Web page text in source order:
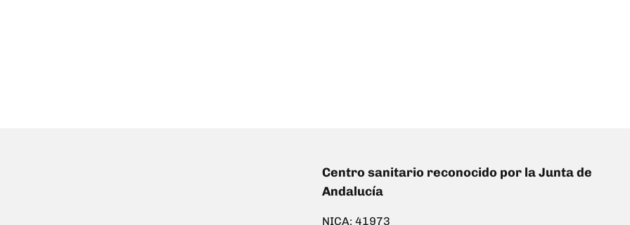
Centro sanitario reconocido por la Junta de
Andalucía
NICA: 41973